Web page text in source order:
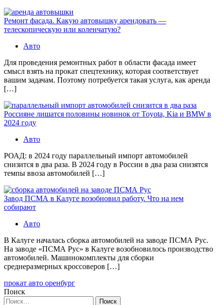
Ремонт фасада. Какую автовышку арендовать —
телескопическую или коленчатую?
Авто
Для проведения ремонтных работ в области фасада имеет
смысл взять на прокат спецтехнику, которая соответствует
вашим задачам. Поэтому потребуется такая услуга, как аренда
[…]
Россияне лишатся половины новинок от Toyota, Kia и BMW в
2024 году
Авто
РОАД: в 2024 году параллельный импорт автомобилей
снизится в два раза. В 2024 году в России в два раза снизятся
темпы ввоза автомобилей […]
Завод ПСМА в Калуге возобновил работу. Что на нем
собирают
Авто
В Калуге началась сборка автомобилей на заводе ПСМА Рус.
На заводе «ПСМА Рус» в Калуге возобновилось производство
автомобилей. Машинокомплекты для сборки
среднеразмерных кроссоверов […]
прокат авто оренбург
Поиск
Найти: